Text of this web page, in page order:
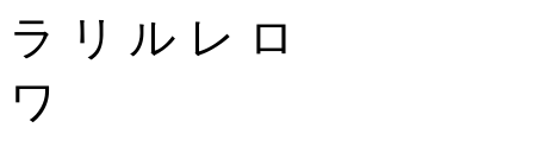
ラ リ ル レ ロ
ワ